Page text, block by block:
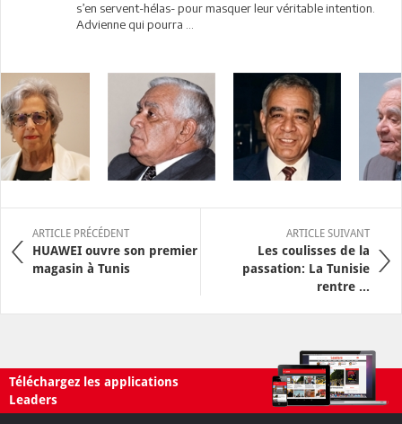
s’en servent-hélas- pour masquer leur véritable intention.
Advienne qui pourra …
ARTICLE PRÉCÉDENT
HUAWEI ouvre son premier
magasin à Tunis
ARTICLE SUIVANT
Les coulisses de la
passation: La Tunisie
rentre ...
Téléchargez les applications
Leaders